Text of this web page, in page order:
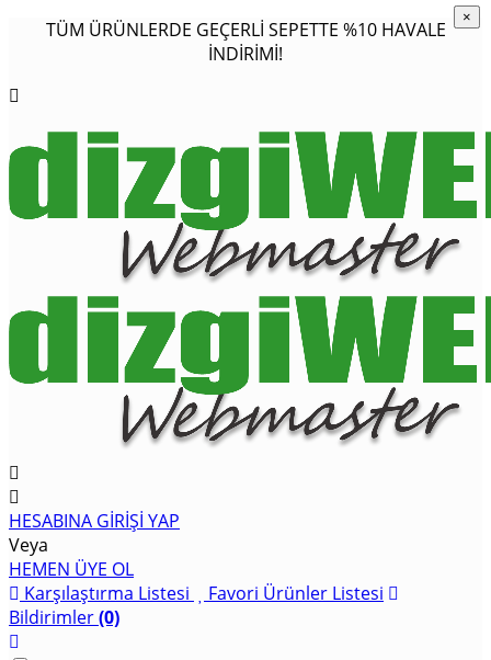
TÜM ÜRÜNLERDE GEÇERLİ SEPETTE %10 HAVALE
İNDİRİMİ!
HESABINA GİRİŞİ YAP
Veya
HEMEN ÜYE OL
Karşılaştırma Listesi
Favori Ürünler Listesi
Bildirimler(0)
×
×